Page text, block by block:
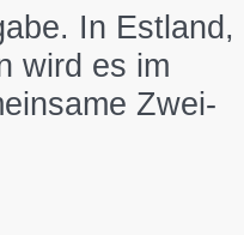
In Estland,
wird es im
Zwei-